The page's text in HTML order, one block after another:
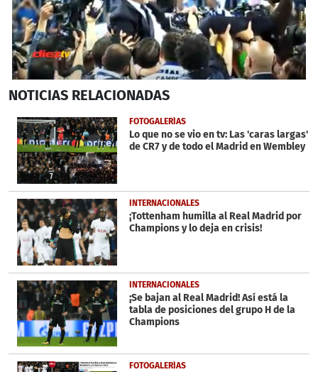
seconds
1
minute,
8
seconds
NOTICIAS RELACIONADAS
FOTOGALERÍAS
Lo que no se vio en tv: Las 'caras largas'
de CR7 y de todo el Madrid en Wembley
INTERNACIONALES
¡Tottenham humilla al Real Madrid por
Champions y lo deja en crisis!
INTERNACIONALES
¡Se bajan al Real Madrid! Así está la
tabla de posiciones del grupo H de la
Champions
FOTOGALERÍAS